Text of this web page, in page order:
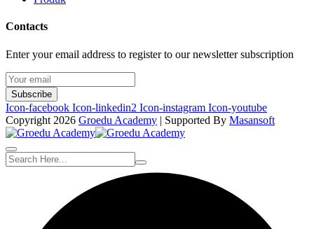
Contacts
Enter your email address to register to our newsletter subscription
Subscribe
Icon-facebook Icon-linkedin2 Icon-instagram Icon-youtube
Copyright 2026 Groedu Academy | Supported By Masansoft